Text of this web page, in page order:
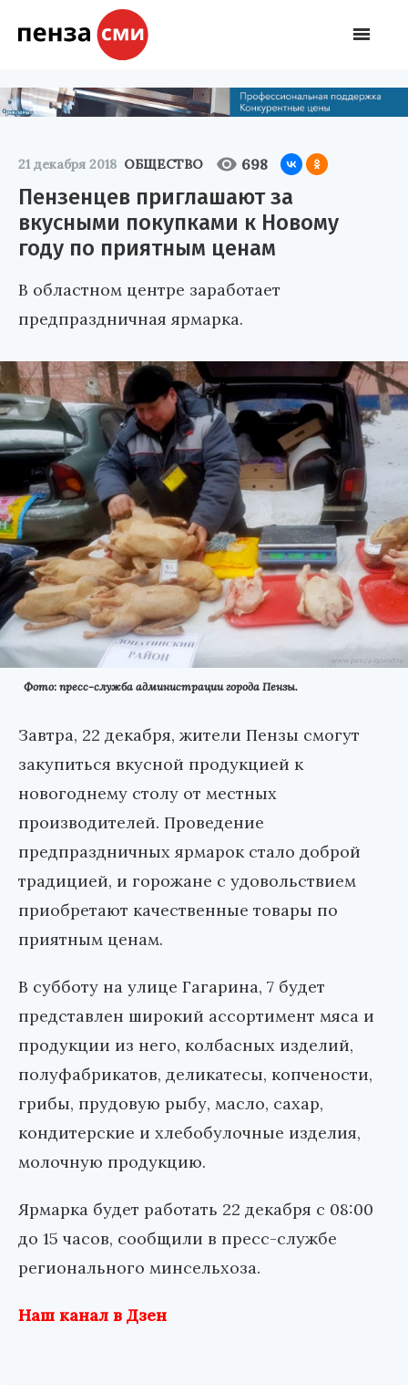
21 декабря 2018 ОБЩЕСТВО 698
Пензенцев приглашают за
вкусными покупками к Новому
году по приятным ценам
В областном центре заработает
предпраздничная ярмарка.
Фото: пресс-служба администрации города Пензы.
Завтра, 22 декабря, жители Пензы смогут
закупиться вкусной продукцией к
новогоднему столу от местных
производителей. Проведение
предпраздничных ярмарок стало доброй
традицией, и горожане с удовольствием
приобретают качественные товары по
приятным ценам.
В субботу на улице Гагарина, 7 будет
представлен широкий ассортимент мяса и
продукции из него, колбасных изделий,
полуфабрикатов, деликатесы, копчености,
грибы, прудовую рыбу, масло, сахар,
кондитерские и хлебобулочные изделия,
молочную продукцию.
Ярмарка будет работать 22 декабря с 08:00
до 15 часов, сообщили в пресс-службе
регионального минсельхоза.
Наш канал в Дзен